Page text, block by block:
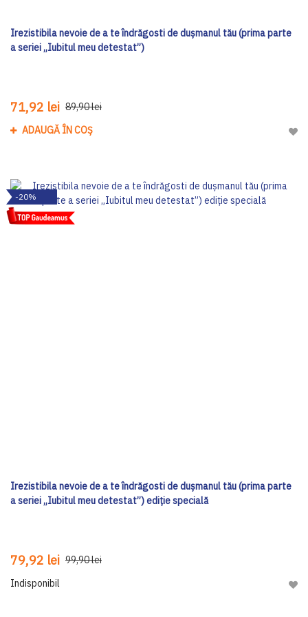
Irezistibila nevoie de a te îndrăgosti de dușmanul tău (prima parte
a seriei „Iubitul meu detestat”)
71,92 lei 89,90 lei
ADAUGĂ ÎN COȘ
-20%
Irezistibila nevoie de a te îndrăgosti de dușmanul tău (prima parte
a seriei „Iubitul meu detestat”) ediţie specială
79,92 lei 99,90 lei
Indisponibil